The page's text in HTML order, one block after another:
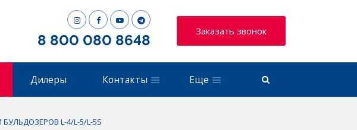
8 800 080 8648
Заказать звонок
Дилеры Контакты Еще
L-4/L-5/L-5S